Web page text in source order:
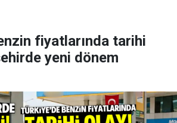
fiyatlarında tarihi
yeni dönem